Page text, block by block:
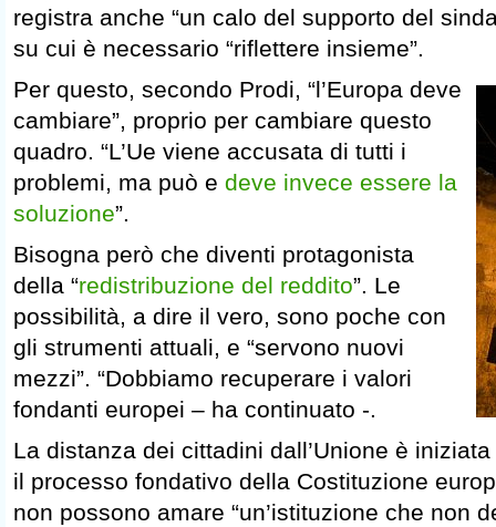
registra anche “un calo del supporto del
su cui è necessario “riflettere insieme”.
Per questo, secondo Prodi, “l’Europa deve
cambiare”, proprio per cambiare questo
quadro. “L’Ue viene accusata di tutti i
problemi, ma può e deve invece essere la
soluzione”.
Bisogna però che diventi protagonista
della “redistribuzione del reddito”. Le
possibilità, a dire il vero, sono poche con
gli strumenti attuali, e “servono nuovi
mezzi”. “Dobbiamo recuperare i valori
fondanti europei – ha continuato -.
La distanza dei cittadini dall’Unione è
il processo fondativo della Costituzione
non possono amare “un’istituzione che non